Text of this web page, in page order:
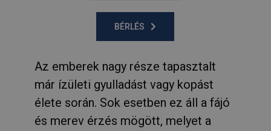
BÉRLÉS
Az emberek nagy része tapasztalt
már ízületi gyulladást vagy kopást
élete során. Sok esetben ez áll a fájó
és merev érzés mögött, melyet a